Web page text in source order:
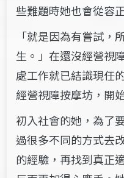
些難題時她也會從容
「就是因為有嘗試，
生。」在還沒經營視
處工作就已結識現任
經營視障按摩坊，開
初入社會的她，為了
過很多不同的方式去
的經驗，再找到真正